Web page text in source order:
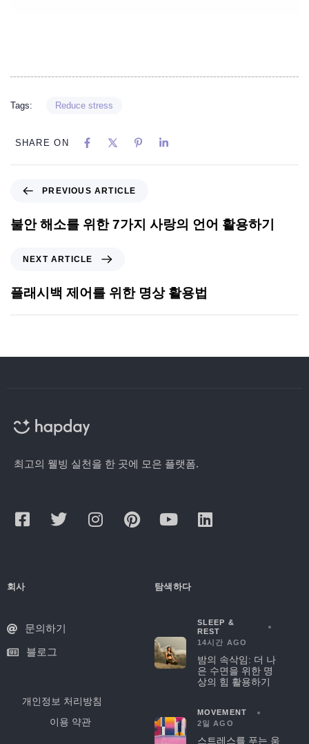
Tags: Reduce stress
SHARE ON
PREVIOUS ARTICLE
불안 해소를 위한 7가지 사랑의 언어 활용하기
NEXT ARTICLE
플래시백 제어를 위한 명상 활용법
최고의 웰빙 실천을 한 곳에 모은 플랫폼.
회사
문의하기
블로그
개인정보 처리방침
이용 약관
탐색하다
SLEEP &
REST
14시간 AGO
밤의 속삭임: 더 나
은 수면을 위한 명
상의 힘 활용하기
MOVEMENT
2일 AGO
스트레스를 푸는 움